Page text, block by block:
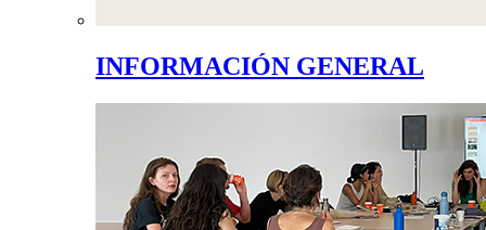
INFORMACIÓN GENERAL